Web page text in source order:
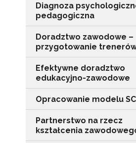
Diagnoza
pedagogiczna
Doradztwo zawodowe –
przygotowanie
Efektywne doradztwo
edukacyjno-zawodowe
Opracowanie modelu
Partnerstwo na rzecz
kształcenia